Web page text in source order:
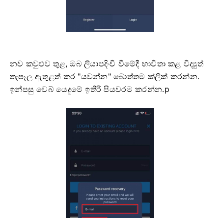
නව කවුළුව තුළ, ඔබ ලියාපදිංචි වීමේදී භාවිතා කළ විද්‍යුත්
තැපෑල ඇතුළත් කර "යවන්න" බොත්තම ක්ලික් කරන්න.
ඉන්පසු වෙබ් යෙදුමේ ඉතිරි පියවරම කරන්න.p